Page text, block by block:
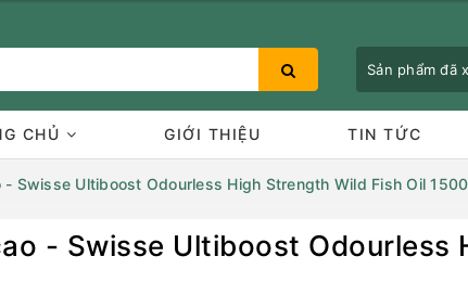
Sản phẩm đã
Bạn chưa xem sản phẩm nào
CHỦ GIỚI THIỆU TIN TỨC
Swisse Ultiboost Odourless High Strength Wild Fish Oil
- Swisse Ultiboost Odourless